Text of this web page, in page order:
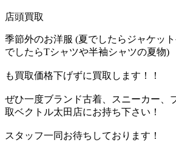
店頭買取
季節外のお洋服 (夏でしたらジャケッ
でしたらTシャツや半袖シャツの夏物)
も買取価格下げずに買取します！！
ぜひ一度ブランド古着、スニーカー、
取ベクトル太田店にお持ち下さい！
スタッフ一同お待ちしております！